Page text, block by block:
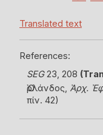
Translated text
References:
SEG23, 208
Ὀρλάνδος, Ἀρχ.
πίν. 42)